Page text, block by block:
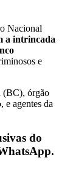
Nacional
a intrincada
e
(BC), órgão
e agentes da
do